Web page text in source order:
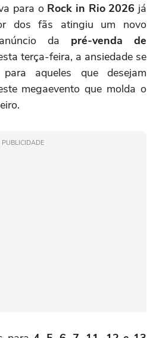
para o Rock in Rio 2026 já
dos fãs atingiu um novo
da pré-venda de
terça-feira, a ansiedade se
aqueles que desejam
megaevento que molda o
PUBLICIDADE